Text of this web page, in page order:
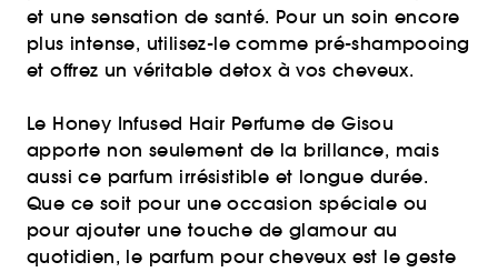
et une sensation de santé. Pour un soin encore
plus intense, utilisez-le comme pré-shampooing
et offrez un véritable detox à vos cheveux.
Le Honey Infused Hair Perfume de Gisou
apporte non seulement de la brillance, mais
aussi ce parfum irrésistible et longue durée.
Que ce soit pour une occasion spéciale ou
pour ajouter une touche de glamour au
quotidien, le parfum pour cheveux est le geste